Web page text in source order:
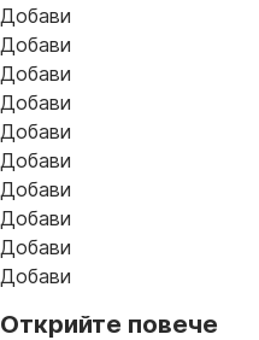
Добави
Добави
Добави
Добави
Добави
Добави
Добави
Добави
Добави
Добави
Открийте повече